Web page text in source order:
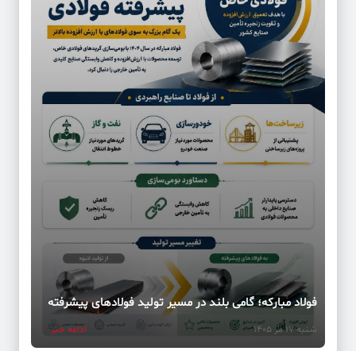
فولاد مبارکه؛ گامی بلند در مسیر تولید فولادهای پیشرفته
شنبه 17 مر 1405 ادامه خبر